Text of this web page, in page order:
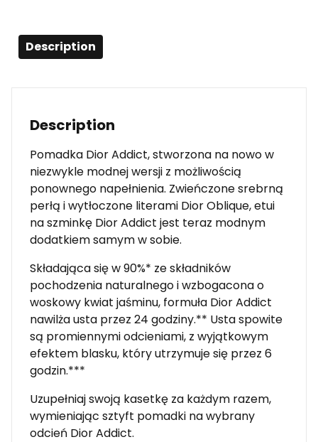
Description
Description
Pomadka Dior Addict, stworzona na nowo w
niezwykle modnej wersji z możliwością
ponownego napełnienia. Zwieńczone srebrną
perłą i wytłoczone literami Dior Oblique, etui
na szminkę Dior Addict jest teraz modnym
dodatkiem samym w sobie.
Składająca się w 90%* ze składników
pochodzenia naturalnego i wzbogacona o
woskowy kwiat jaśminu, formuła Dior Addict
nawilża usta przez 24 godziny.** Usta spowite
są promiennymi odcieniami, z wyjątkowym
efektem blasku, który utrzymuje się przez 6
godzin.***
Uzupełniaj swoją kasetkę za każdym razem,
wymieniając sztyft pomadki na wybrany
odcień Dior Addict.